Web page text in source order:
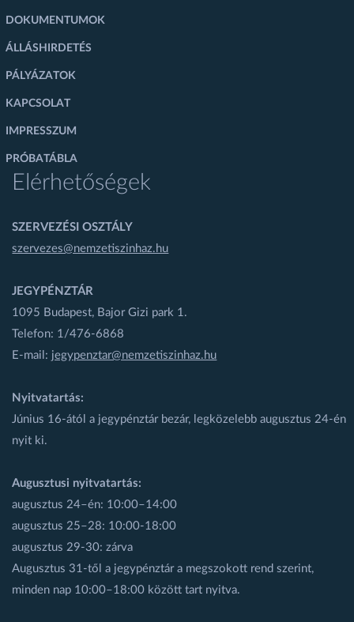
DOKUMENTUMOK
ÁLLÁSHIRDETÉS
PÁLYÁZATOK
KAPCSOLAT
IMPRESSZUM
PRÓBATÁBLA
Elérhetőségek
SZERVEZÉSI OSZTÁLY
szervezes@nemzetiszinhaz.hu
JEGYPÉNZTÁR
1095 Budapest, Bajor Gizi park 1.
Telefon: 1/476-6868
E-mail: jegypenztar@nemzetiszinhaz.hu
Nyitvatartás:
Június 16-ától a jegypénztár bezár, legközelebb augusztus 24-én
nyit ki.
Augusztusi nyitvatartás:
augusztus 24–én: 10:00–14:00
augusztus 25–28: 10:00-18:00
augusztus 29-30: zárva
Augusztus 31-től a jegypénztár a megszokott rend szerint,
minden nap 10:00–18:00 között tart nyitva.